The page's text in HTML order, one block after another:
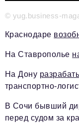
Энергетика
Недвижимость
Мнение
Технологии
Политика
Промышленность
© yug.business-
Краснодаре
На Ставрополье
На Дону
транспортно-
В Сочи бывший
перед судом за